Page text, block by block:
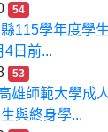
54
115學年度學
4日前...
53
雄師範大學成
與終身學...